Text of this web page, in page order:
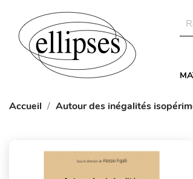
Accueil Autour des inégalités